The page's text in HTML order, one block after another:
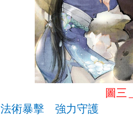
圖三
法術暴擊 強力守護